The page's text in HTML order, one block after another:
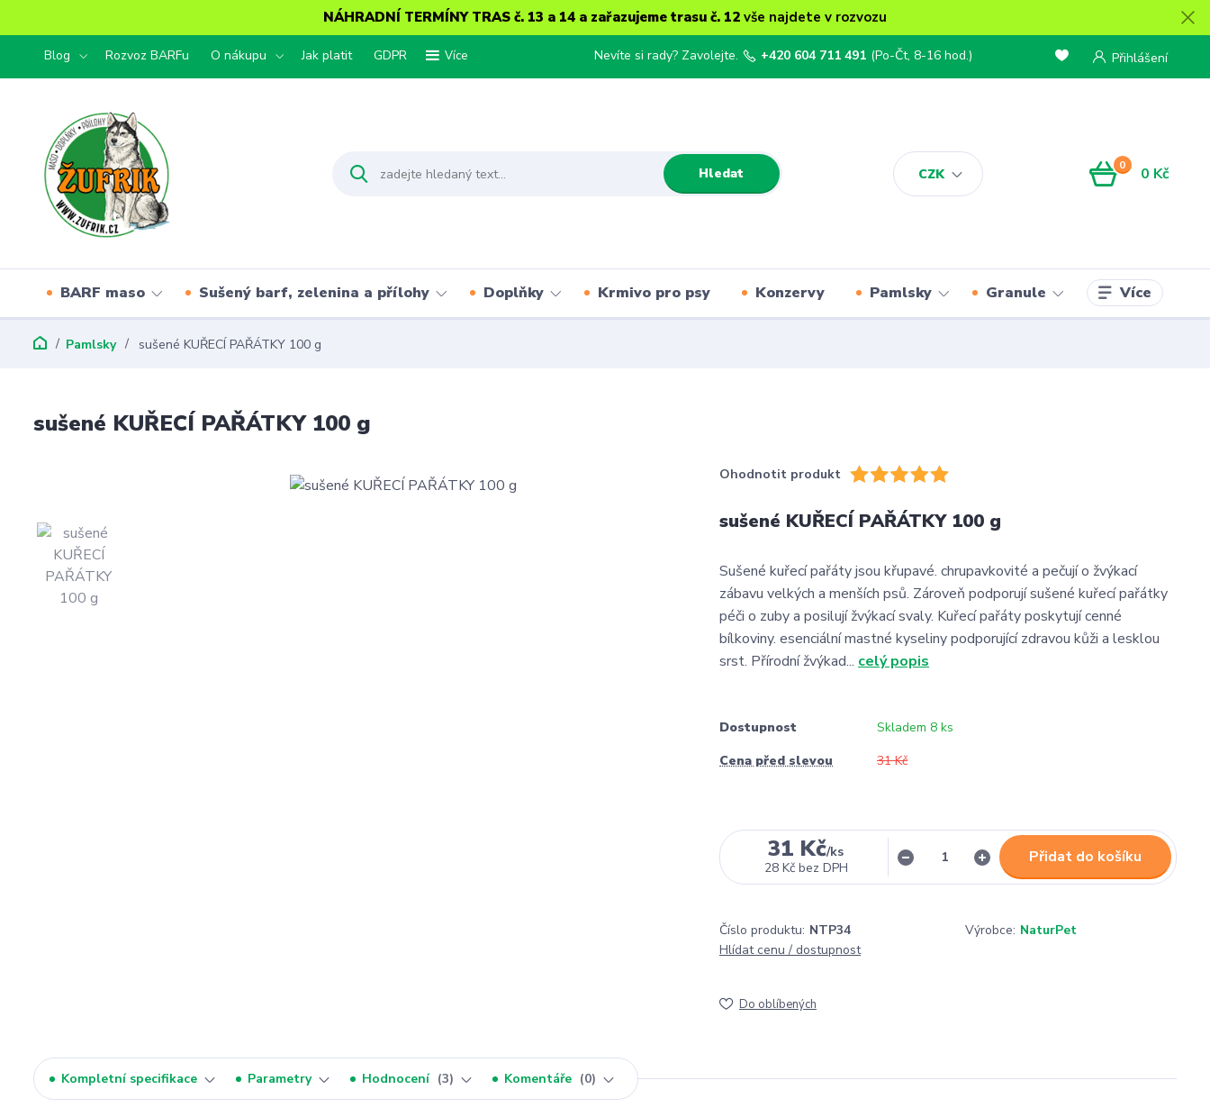
NÁHRADNÍ TERMÍNY TRAS č. 13 a 14 a zařazujeme trasu č. 12 vše najdete v rozvozu
Blog Rozvoz BARFu O nákupu Jak platit GDPR Více
CZK
Přihlášení
Hledat
Nevíte si rady? Zavolejte. +420 604 711 491 (Po-Čt, 8-16 hod.)
0 0 Kč
BARF maso Sušený barf, zelenina a přílohy Doplňky Krmivo pro psy Konzervy Pamlsky Granule Více
Pamlsky sušené KUŘECÍ PAŘÁTKY 100 g
sušené KUŘECÍ PAŘÁTKY 100 g
Ohodnotit produkt
sušené KUŘECÍ PAŘÁTKY 100 g
Sušené kuřecí pařáty jsou křupavé. chrupavkovité a pečují o žvýkací
zábavu velkých a menších psů. Zároveň podporují sušené kuřecí pařátky
péči o zuby a posilují žvýkací svaly. Kuřecí pařáty poskytují cenné
bílkoviny. esenciální mastné kyseliny podporující zdravou kůži a lesklou
srst. Přírodní žvýkad... celý popis
Dostupnost
Skladem 8 ks
Cena před slevou
31 Kč
31 Kč/ks
28 Kč bez DPH
Přidat do košíku
Číslo produktu: NTP34 Výrobce: NaturPet
Hlídat cenu / dostupnost
Do oblíbených
Kompletní specifikace Parametry Hodnocení 3 Komentáře 0